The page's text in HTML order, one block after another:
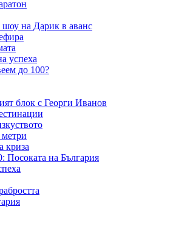
на Дарик в аванс
успеха
до 100?
блок с Георги Иванов
криза
Посоката на България